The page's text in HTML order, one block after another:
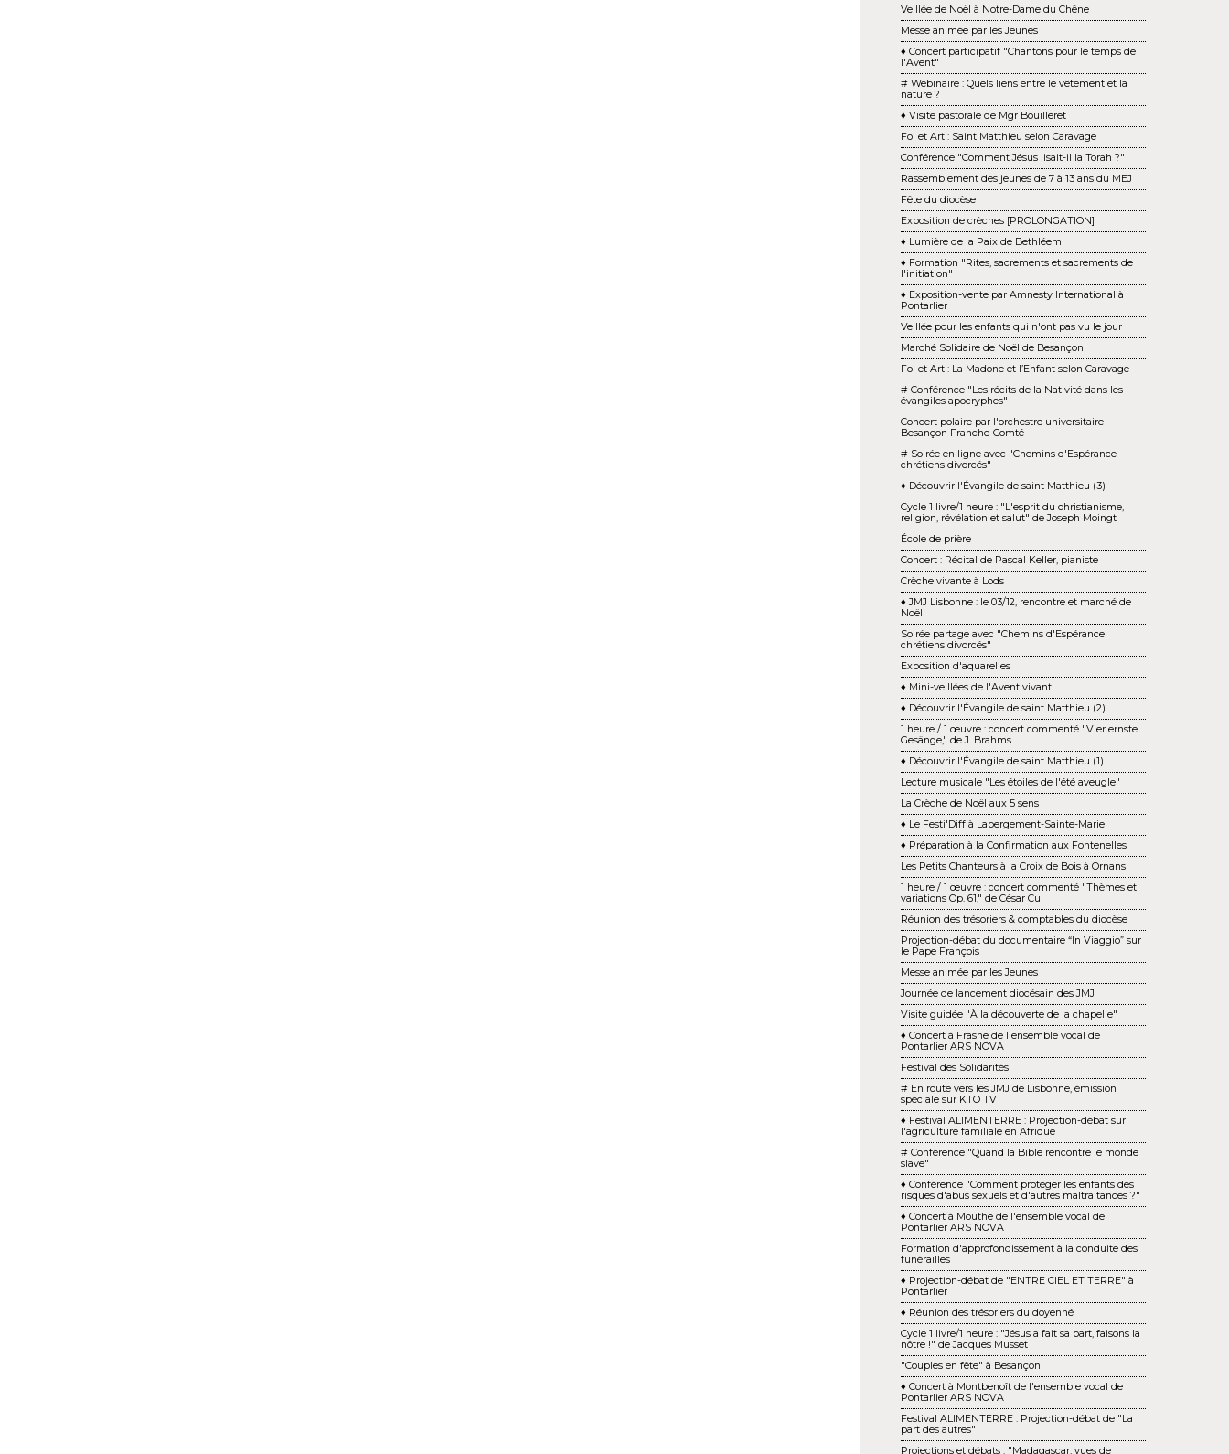
Veillée de Noël à Notre-Dame du Chêne
Messe animée par les Jeunes
♦ Concert participatif "Chantons pour le temps de
l'Avent"
# Webinaire : Quels liens entre le vêtement et la
nature ?
♦ Visite pastorale de Mgr Bouilleret
Foi et Art : Saint Matthieu selon Caravage
Conférence "Comment Jésus lisait-il la Torah ?"
Rassemblement des jeunes de 7 à 13 ans du MEJ
Fête du diocèse
Exposition de crèches [PROLONGATION]
♦ Lumière de la Paix de Bethléem
♦ Formation "Rites, sacrements et sacrements de
l'initiation"
♦ Exposition-vente par Amnesty International à
Pontarlier
Veillée pour les enfants qui n'ont pas vu le jour
Marché Solidaire de Noël de Besançon
Foi et Art : La Madone et l’Enfant selon Caravage
# Conférence "Les récits de la Nativité dans les
évangiles apocryphes"
Concert polaire par l'orchestre universitaire
Besançon Franche-Comté
# Soirée en ligne avec "Chemins d'Espérance
chrétiens divorcés"
♦ Découvrir l'Évangile de saint Matthieu (3)
Cycle 1 livre/1 heure : "L'esprit du christianisme,
religion, révélation et salut" de Joseph Moingt
École de prière
Concert : Récital de Pascal Keller, pianiste
Crèche vivante à Lods
♦ JMJ Lisbonne : le 03/12, rencontre et marché de
Noël
Soirée partage avec "Chemins d'Espérance
chrétiens divorcés"
Exposition d'aquarelles
♦ Mini-veillées de l'Avent vivant
♦ Découvrir l'Évangile de saint Matthieu (2)
1 heure / 1 œuvre : concert commenté "Vier ernste
Gesänge," de J. Brahms
♦ Découvrir l'Évangile de saint Matthieu (1)
Lecture musicale "Les étoiles de l'été aveugle"
La Crèche de Noël aux 5 sens
♦ Le Festi'Diff à Labergement-Sainte-Marie
♦ Préparation à la Confirmation aux Fontenelles
Les Petits Chanteurs à la Croix de Bois à Ornans
1 heure / 1 œuvre : concert commenté "Thèmes et
variations Op. 61," de César Cui
Réunion des trésoriers & comptables du diocèse
Projection-débat du documentaire “In Viaggio” sur
le Pape François
Messe animée par les Jeunes
Journée de lancement diocésain des JMJ
Visite guidée "À la découverte de la chapelle"
♦ Concert à Frasne de l'ensemble vocal de
Pontarlier ARS NOVA
Festival des Solidarités
# En route vers les JMJ de Lisbonne, émission
spéciale sur KTO TV
♦ Festival ALIMENTERRE : Projection-débat sur
l'agriculture familiale en Afrique
# Conférence "Quand la Bible rencontre le monde
slave"
♦ Conférence "Comment protéger les enfants des
risques d'abus sexuels et d'autres maltraitances ?"
♦ Concert à Mouthe de l'ensemble vocal de
Pontarlier ARS NOVA
Formation d'approfondissement à la conduite des
funérailles
♦ Projection-débat de "ENTRE CIEL ET TERRE" à
Pontarlier
♦ Réunion des trésoriers du doyenné
Cycle 1 livre/1 heure : "Jésus a fait sa part, faisons la
nôtre !" de Jacques Musset
"Couples en fête" à Besançon
♦ Concert à Montbenoît de l'ensemble vocal de
Pontarlier ARS NOVA
Festival ALIMENTERRE : Projection-débat de "La
part des autres"
Projections et débats : "Madagascar, vues de